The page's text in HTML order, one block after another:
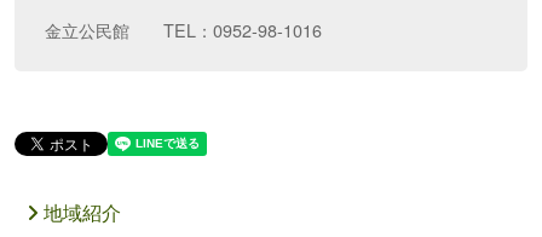
金立公民館 TEL：0952-98-1016
地域紹介